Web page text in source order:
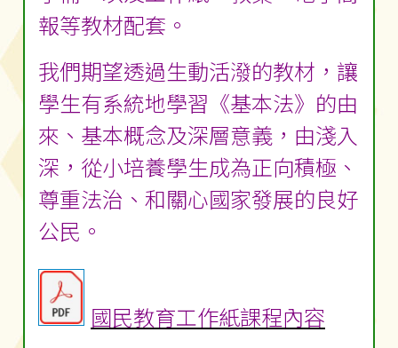
報等教材配套。
我們期望透過生動活潑的教材，讓
學生有系統地學習《基本法》的由
來、基本概念及深層意義，由淺入
深，從小培養學生成為正向積極、
尊重法治、和關心國家發展的良好
公民。
國民教育工作紙課程內容